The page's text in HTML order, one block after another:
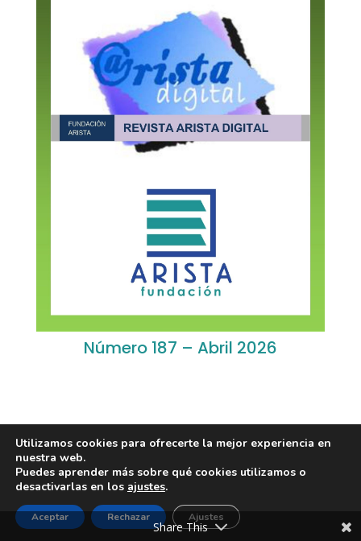
Número 187 – Abril 2026
Diseño deSeos +| © Todos los derechos reservados
Fundación Arista - Aviso Legal-
privacidad -Política de Cookies
Utilizamos cookies para ofrecerte la mejor experiencia en
nuestra web.
Puedes aprender más sobre qué cookies utilizamos o
desactivarlas en los ajustes.
Aceptar Rechazar Ajustes
Share This